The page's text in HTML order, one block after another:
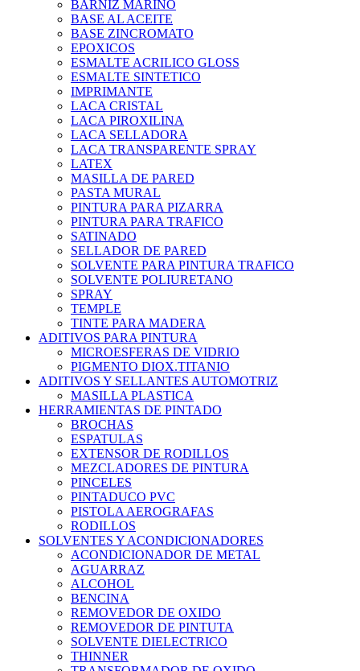
BARNIZ MARINO
BASE AL ACEITE
BASE ZINCROMATO
EPOXICOS
ESMALTE ACRILICO GLOSS
ESMALTE SINTETICO
IMPRIMANTE
LACA CRISTAL
LACA PIROXILINA
LACA SELLADORA
LACA TRANSPARENTE SPRAY
LATEX
MASILLA DE PARED
PASTA MURAL
PINTURA PARA PIZARRA
PINTURA PARA TRAFICO
SATINADO
SELLADOR DE PARED
SOLVENTE PARA PINTURA TRAFICO
SOLVENTE POLIURETANO
SPRAY
TEMPLE
TINTE PARA MADERA
ADITIVOS PARA PINTURA
MICROESFERAS DE VIDRIO
PIGMENTO DIOX.TITANIO
ADITIVOS Y SELLANTES AUTOMOTRIZ
MASILLA PLASTICA
HERRAMIENTAS DE PINTADO
BROCHAS
ESPATULAS
EXTENSOR DE RODILLOS
MEZCLADORES DE PINTURA
PINCELES
PINTADUCO PVC
PISTOLA AEROGRAFAS
RODILLOS
SOLVENTES Y ACONDICIONADORES
ACONDICIONADOR DE METAL
AGUARRAZ
ALCOHOL
BENCINA
REMOVEDOR DE OXIDO
REMOVEDOR DE PINTUTA
SOLVENTE DIELECTRICO
THINNER